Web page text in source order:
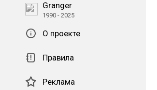
Granger
1990 - 2025
О проекте
Правила
Реклама